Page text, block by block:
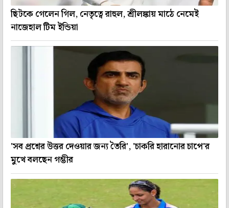
ছিটকে গেলেন গিল, নেতৃত্বে রাহুল, শ্রীলঙ্কায় মাঠে নেমেই
নাজেহাল টিম ইন্ডিয়া
'সব প্রশ্নের উত্তর দেওয়ার জন্য তৈরি', 'চাকরি হারানোর চাপে'র
মুখে বলছেন গম্ভীর